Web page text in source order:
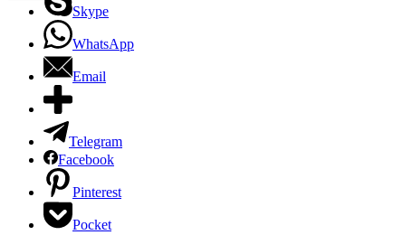
Skype
WhatsApp
Email
Telegram
Facebook
Pinterest
Pocket